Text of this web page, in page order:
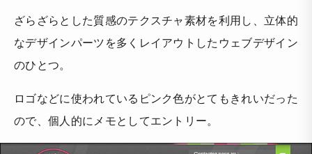
ざらざらとした質感のテクスチャ素材を利用し、立体的
なデザインパーツを多くレイアウトしたウェブデザイン
のひとつ。
ロゴなどに使われているピンク色がとてもきれいだった
ので、個人的にメモとしてエントリー。